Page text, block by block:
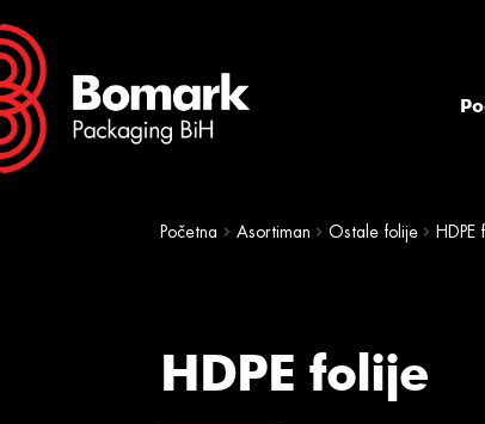
Skip
to
navigation
Skip
to
content
Početna Asortiman Ostale folije HDPE
HDPE folije